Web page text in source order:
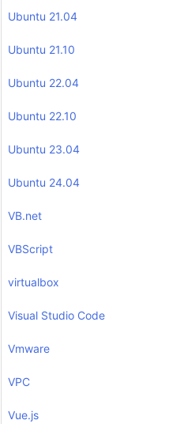
Ubuntu 21.04
Ubuntu 21.10
Ubuntu 22.04
Ubuntu 22.10
Ubuntu 23.04
Ubuntu 24.04
VB.net
VBScript
virtualbox
Visual Studio Code
Vmware
VPC
Vue.js